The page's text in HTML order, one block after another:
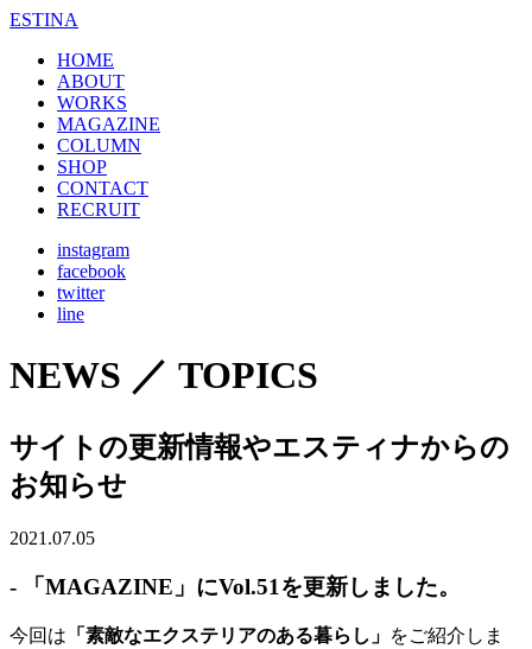
ESTINA
HOME
ABOUT
WORKS
MAGAZINE
COLUMN
SHOP
CONTACT
RECRUIT
instagram
facebook
twitter
line
NEWS ／ TOPICS
サイトの更新情報やエスティナからの
お知らせ
2021.07.05
- 「MAGAZINE」にVol.51を更新しました。
今回は 「素敵なエクステリアのある暮らし」 をご紹介しま